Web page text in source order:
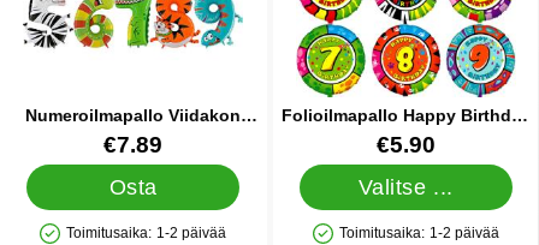
Numeroilmapallo Viidakon
Eläimet
Tuote.nro 10520
€7.89
Osta
Toimitusaika: 1-2 päivää
Folioilmapallo Happy Birthday
Viidakon Eläimet
Tuote.nro 10530
€5.90
Valitse ...
Toimitusaika: 1-2 päivää